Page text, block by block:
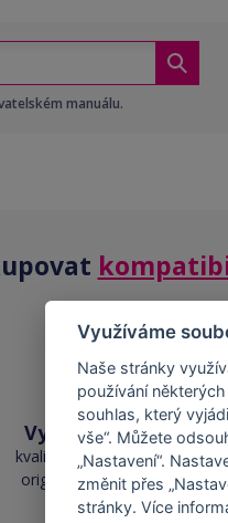
manuálu.
Vysoká kvalita
kvalita je srovnatelná s
originálními náplněmi
Využíváme
Naše stránky
používání
souhlas, který
vše“. Můžete
„Nastavení“.
změnit přes
stránky. Více